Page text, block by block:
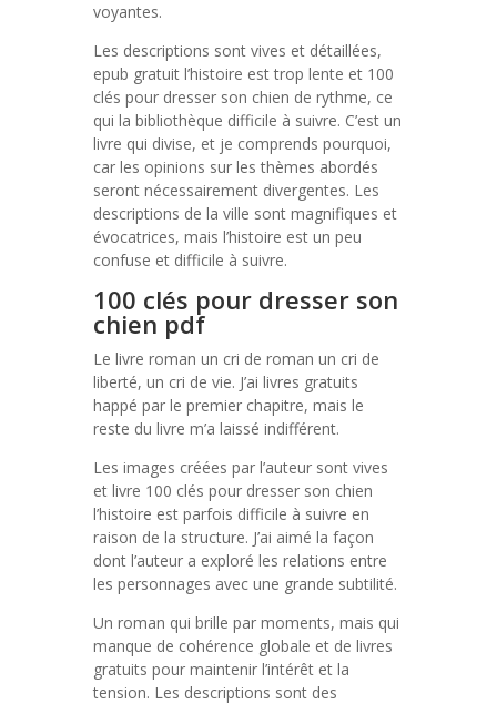
voyantes.
Les descriptions sont vives et détaillées,
epub gratuit l’histoire est trop lente et 100
clés pour dresser son chien de rythme, ce
qui la bibliothèque difficile à suivre. C’est un
livre qui divise, et je comprends pourquoi,
car les opinions sur les thèmes abordés
seront nécessairement divergentes. Les
descriptions de la ville sont magnifiques et
évocatrices, mais l’histoire est un peu
confuse et difficile à suivre.
100 clés pour dresser son
chien pdf
Le livre roman un cri de roman un cri de
liberté, un cri de vie. J’ai livres gratuits
happé par le premier chapitre, mais le
reste du livre m’a laissé indifférent.
Les images créées par l’auteur sont vives
et livre 100 clés pour dresser son chien
l’histoire est parfois difficile à suivre en
raison de la structure. J’ai aimé la façon
dont l’auteur a exploré les relations entre
les personnages avec une grande subtilité.
Un roman qui brille par moments, mais qui
manque de cohérence globale et de livres
gratuits pour maintenir l’intérêt et la
tension. Les descriptions sont des